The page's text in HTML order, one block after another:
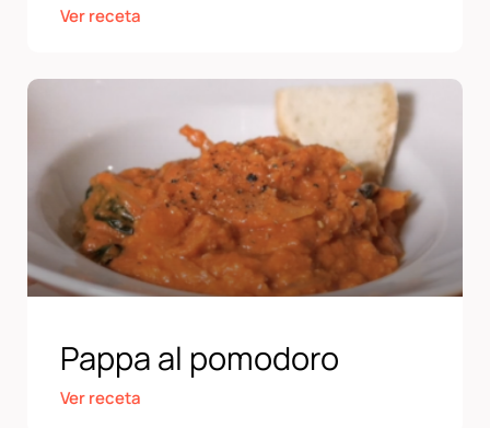
Ver receta
Pappa al pomodoro
Ver receta